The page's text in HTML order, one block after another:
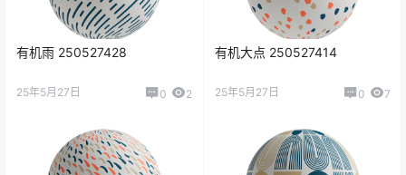
有机雨 250527428
25年5月27日 0 2
有机大点 250527414
25年5月27日 0 7